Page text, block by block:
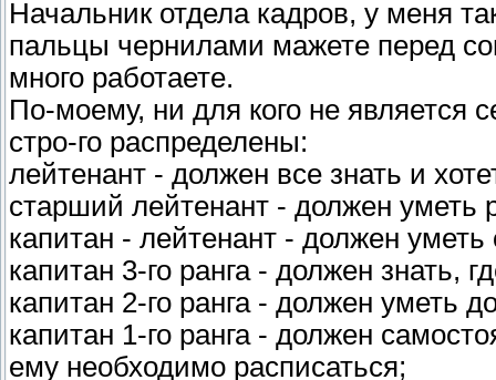
Начальник отдела кадров, у меня
пальцы чернилами мажете перед
много работаете.
По-моему, ни для кого не является
стро-го распределены:
лейтенант - должен все знать и
старший лейтенант - должен уметь
капитан - лейтенант - должен уметь
капитан 3-го ранга - должен знать,
капитан 2-го ранга - должен уметь
капитан 1-го ранга - должен
ему необходимо расписаться;